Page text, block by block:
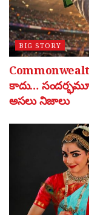
BIG STORY
కాదు…
అసలు నిజాలు